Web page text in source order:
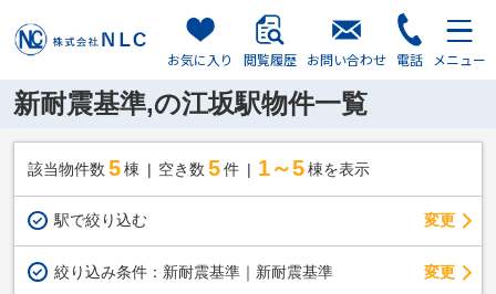
お気に入り 閲覧履歴 お問い合わせ 電話 メニュー
新耐震基準,の江坂駅物件一覧
該当物件数 5棟 空き数 5 件 1～5 棟を表示
駅で絞り込む 変更
絞り込み条件： 新耐震基準｜新耐震基準 変更